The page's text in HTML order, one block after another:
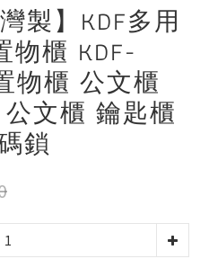
製】KDF多用
物櫃 KDF-
物櫃 公文櫃
文櫃 鑰匙櫃
鎖